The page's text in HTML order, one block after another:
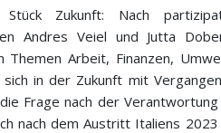
Zukunft: Nach
Andres Veiel und Jutta
Themen Arbeit, Finanzen,
in der Zukunft mit
Frage nach der
nach dem Austritt Italiens